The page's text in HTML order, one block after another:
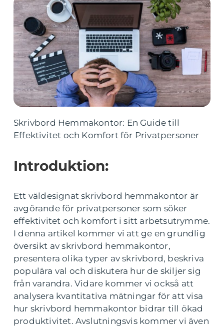
Skrivbord Hemmakontor: En Guide till
Effektivitet och Komfort för Privatpersoner
Introduktion:
Ett väldesignat skrivbord hemmakontor är
avgörande för privatpersoner som söker
effektivitet och komfort i sitt arbetsutrymme.
I denna artikel kommer vi att ge en grundlig
översikt av skrivbord hemmakontor,
presentera olika typer av skrivbord, beskriva
populära val och diskutera hur de skiljer sig
från varandra. Vidare kommer vi också att
analysera kvantitativa mätningar för att visa
hur skrivbord hemmakontor bidrar till ökad
produktivitet. Avslutningsvis kommer vi även